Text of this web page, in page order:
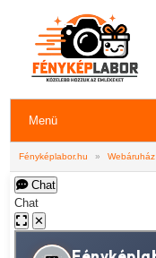
Menü
Fényképlabor.hu » Webáruház
Chat
Chat
✕